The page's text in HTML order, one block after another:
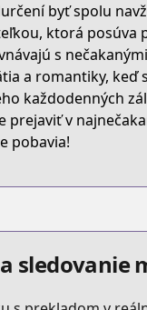
dake-ai-ga-
byť spolu
ktorá posúva
s
a romantiky, keď
každodenných
prejaviť v
pobavia!
sledovanie